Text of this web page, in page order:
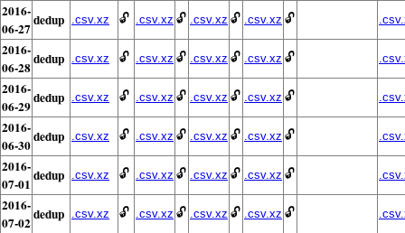
2016-
06-27dedup .csv.xz 🔓 .csv.xz 🔓 .csv.xz 🔓 .csv.xz 🔓
2016-
06-28dedup .csv.xz 🔓 .csv.xz 🔓 .csv.xz 🔓 .csv.xz 🔓
2016-
06-29dedup .csv.xz 🔓 .csv.xz 🔓 .csv.xz 🔓 .csv.xz 🔓
2016-
06-30dedup .csv.xz 🔓 .csv.xz 🔓 .csv.xz 🔓 .csv.xz 🔓
2016-
07-01 dedup .csv.xz 🔓 .csv.xz 🔓 .csv.xz 🔓 .csv.xz 🔓
2016-
07-02dedup .csv.xz 🔓 .csv.xz 🔓 .csv.xz 🔓 .csv.xz 🔓